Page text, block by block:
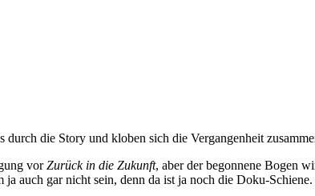
durch die Story und kloben sich die Vergangenheit
vorZurück in die Zukunft, aber der begonnene Bogen
auch gar nicht sein, denn da ist ja noch die Doku-Schiene.